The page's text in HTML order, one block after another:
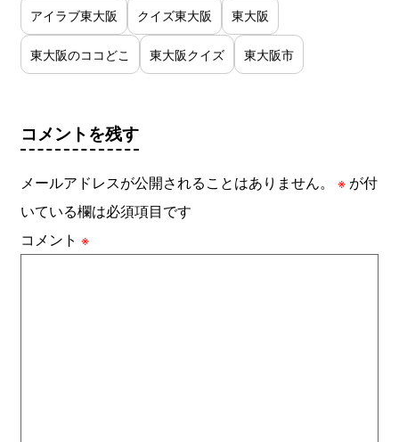
アイラブ東大阪 クイズ東大阪 東大阪
東大阪のココどこ 東大阪クイズ 東大阪市
コメントを残す
メールアドレスが公開されることはありません。 ※ が付
いている欄は必須項目です
コメント※